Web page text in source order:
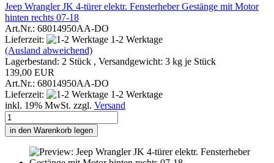
Jeep Wrangler JK 4-türer elektr. Fensterheber Gestänge mit Motor
hinten rechts 07-18
Art.Nr.: 68014950AA-DO
Lieferzeit:
1-2 Werktage
(Ausland abweichend)
Lagerbestand: 2 Stück , Versandgewicht: 3 kg je Stück
139,00 EUR
Art.Nr.: 68014950AA-DO
Lieferzeit:
1-2 Werktage
inkl. 19% MwSt. zzgl. Versand
in den Warenkorb legen